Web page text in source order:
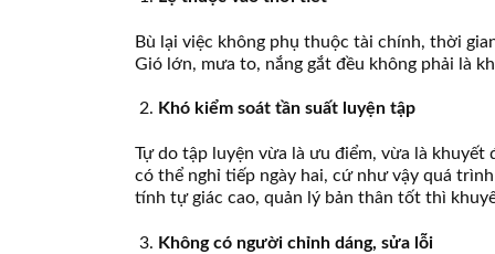
Bù lại việc không phụ thuộc tài chính, thời
Gió lớn, mưa to, nắng gắt đều không phải là
Khó kiểm soát tần suất luyện tập
Tự do tập luyện vừa là ưu điểm, vừa là
có thể nghỉ tiếp ngày hai, cứ như vậy quá
tính tự giác cao, quản lý bản thân tốt thì
Không có người chỉnh dáng, sửa lỗi